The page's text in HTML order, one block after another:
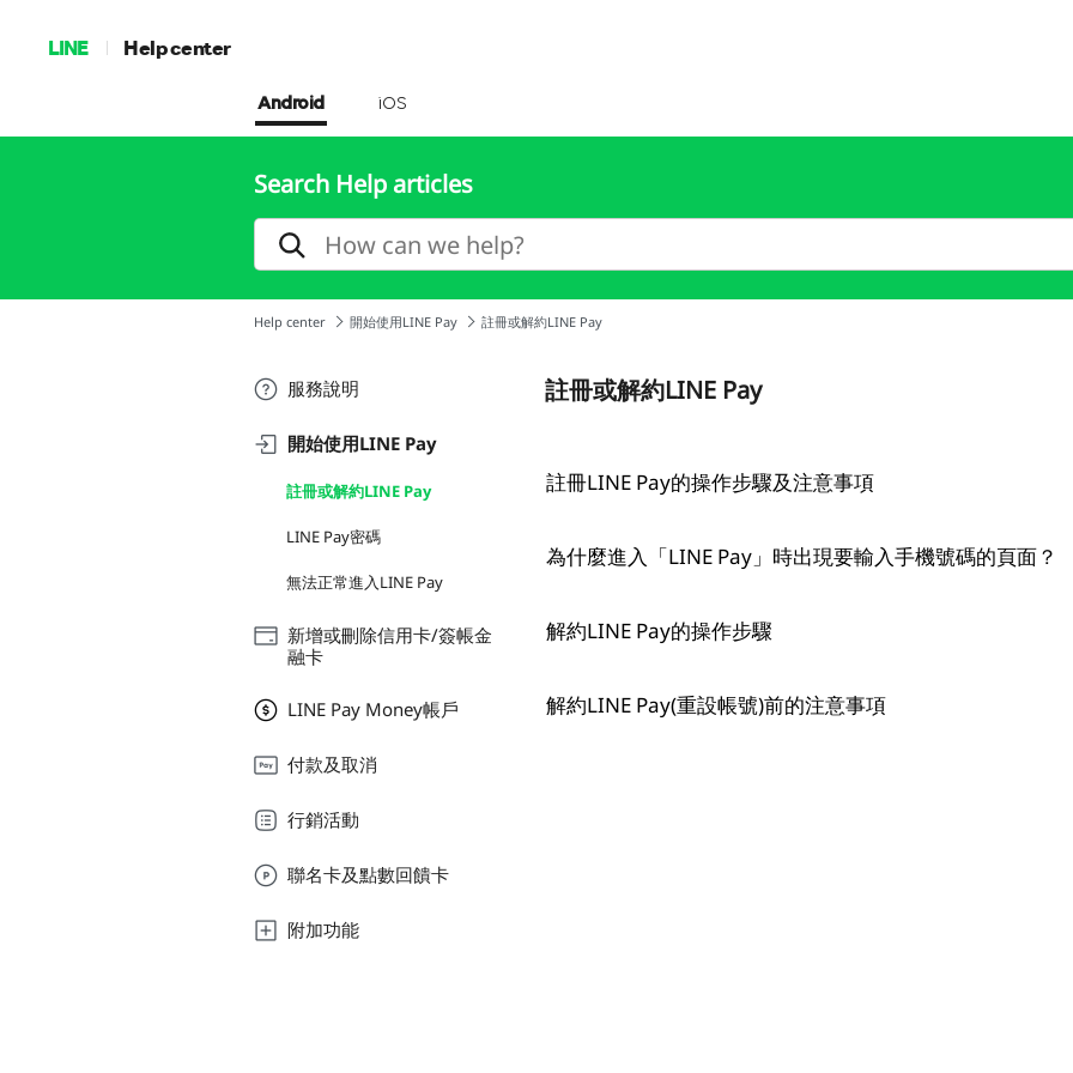
LINE Help center
Android iOS
Search Help articles
Help center 開始使用LINE Pay 註冊或解約LINE Pay
服務說明
開始使用LINE Pay
註冊或解約LINE Pay
LINE Pay密碼
無法正常進入LINE Pay
新增或刪除信用卡/簽帳金
融卡
LINE Pay Money帳戶
付款及取消
行銷活動
聯名卡及點數回饋卡
附加功能
註冊或解約LINE Pay
註冊LINE Pay的操作步驟及注意事項
為什麼進入「LINE Pay」時出現要輸入手機號碼的頁面？
解約LINE Pay的操作步驟
解約LINE Pay(重設帳號)前的注意事項